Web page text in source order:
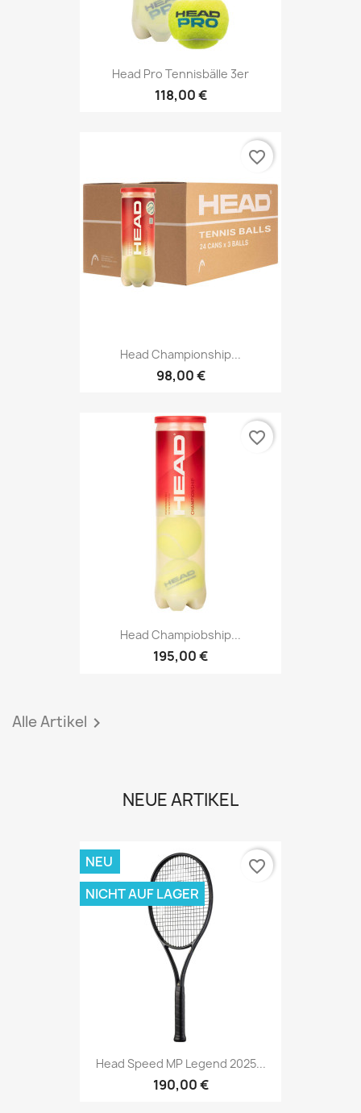
Head Pro Tennisbälle 3er
118,00 €
Head Championship...
98,00 €
favorite_border
Head Champiobship...
195,00 €
favorite_border
Alle Artikel 
NEUE ARTIKEL
Head Speed MP Legend 2025...
190,00 €
NEU
NICHT AUF LAGER
favorite_border